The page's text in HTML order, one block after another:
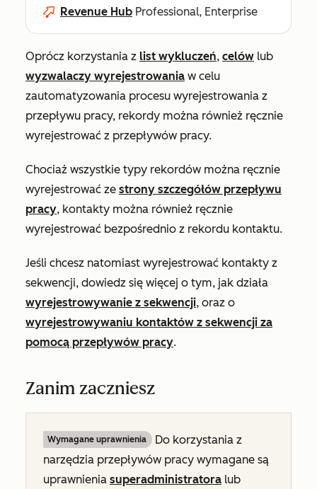
Revenue Hub Professional, Enterprise
Oprócz korzystania z list wykluczeń, celów lub
wyzwalaczy wyrejestrowania w celu
zautomatyzowania procesu wyrejestrowania z
przepływu pracy, rekordy można również ręcznie
wyrejestrować z przepływów pracy.
Chociaż wszystkie typy rekordów można ręcznie
wyrejestrować ze strony szczegółów przepływu
pracy, kontakty można również ręcznie
wyrejestrować bezpośrednio z rekordu kontaktu.
Jeśli chcesz natomiast wyrejestrować kontakty z
sekwencji, dowiedz się więcej o tym, jak działa
wyrejestrowywanie z sekwencji, oraz o
wyrejestrowywaniu kontaktów z sekwencji za
pomocą przepływów pracy.
Zanim zaczniesz
Wymagane uprawnienia
Do korzystania z
narzędzia przepływów pracy wymagane są
uprawnienia superadministratora lub